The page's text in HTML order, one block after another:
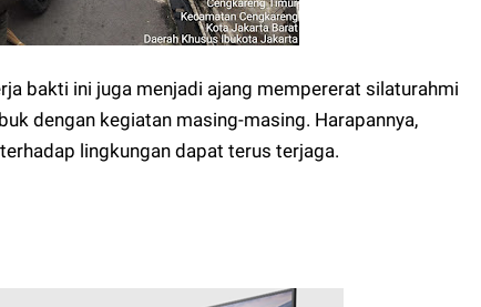
bakti ini juga menjadi ajang mempererat silaturahmi
dengan kegiatan masing-masing. Harapannya,
lingkungan dapat terus terjaga.